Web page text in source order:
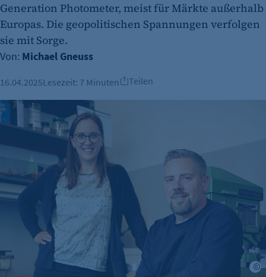
Generation Photometer, meist für Märkte außerhalb
Europas. Die geopolitischen Spannungen verfolgen
sie mit Sorge.
Von: Michael Gneuss
16.04.2025Lesezeit: 7 Minuten Teilen